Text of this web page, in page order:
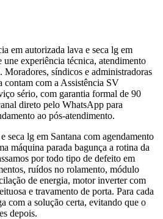
em autorizada lava e seca lg em
une experiência técnica, atendimento
Moradores, síndicos e administradoras
contam com a Assistência SV
sério, com garantia formal de 90
direto pelo WhatsApp para
ao pós-atendimento.
seca lg em Santana com agendamento
máquina parada bagunça a rotina da
por todo tipo de defeito em
ruídos no rolamento, módulo
de energia, motor inverter com
e travamento de porta. Para cada
com a solução certa, evitando que o
depois.